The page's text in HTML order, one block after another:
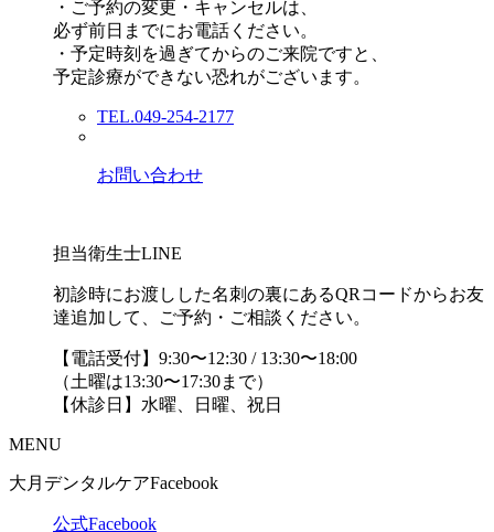
・ご予約の変更・キャンセルは、
必ず前日までにお電話ください。
・予定時刻を過ぎてからのご来院ですと、
予定診療ができない恐れがございます。
TEL.049-254-2177
お問い合わせ
担当衛生士LINE
初診時にお渡しした名刺の裏にあるQRコードからお友
達追加して、ご予約・ご相談ください。
【電話受付】9:30〜12:30 / 13:30〜18:00
（土曜は13:30〜17:30まで）
【休診日】水曜、日曜、祝日
MENU
大月デンタルケアFacebook
公式Facebook